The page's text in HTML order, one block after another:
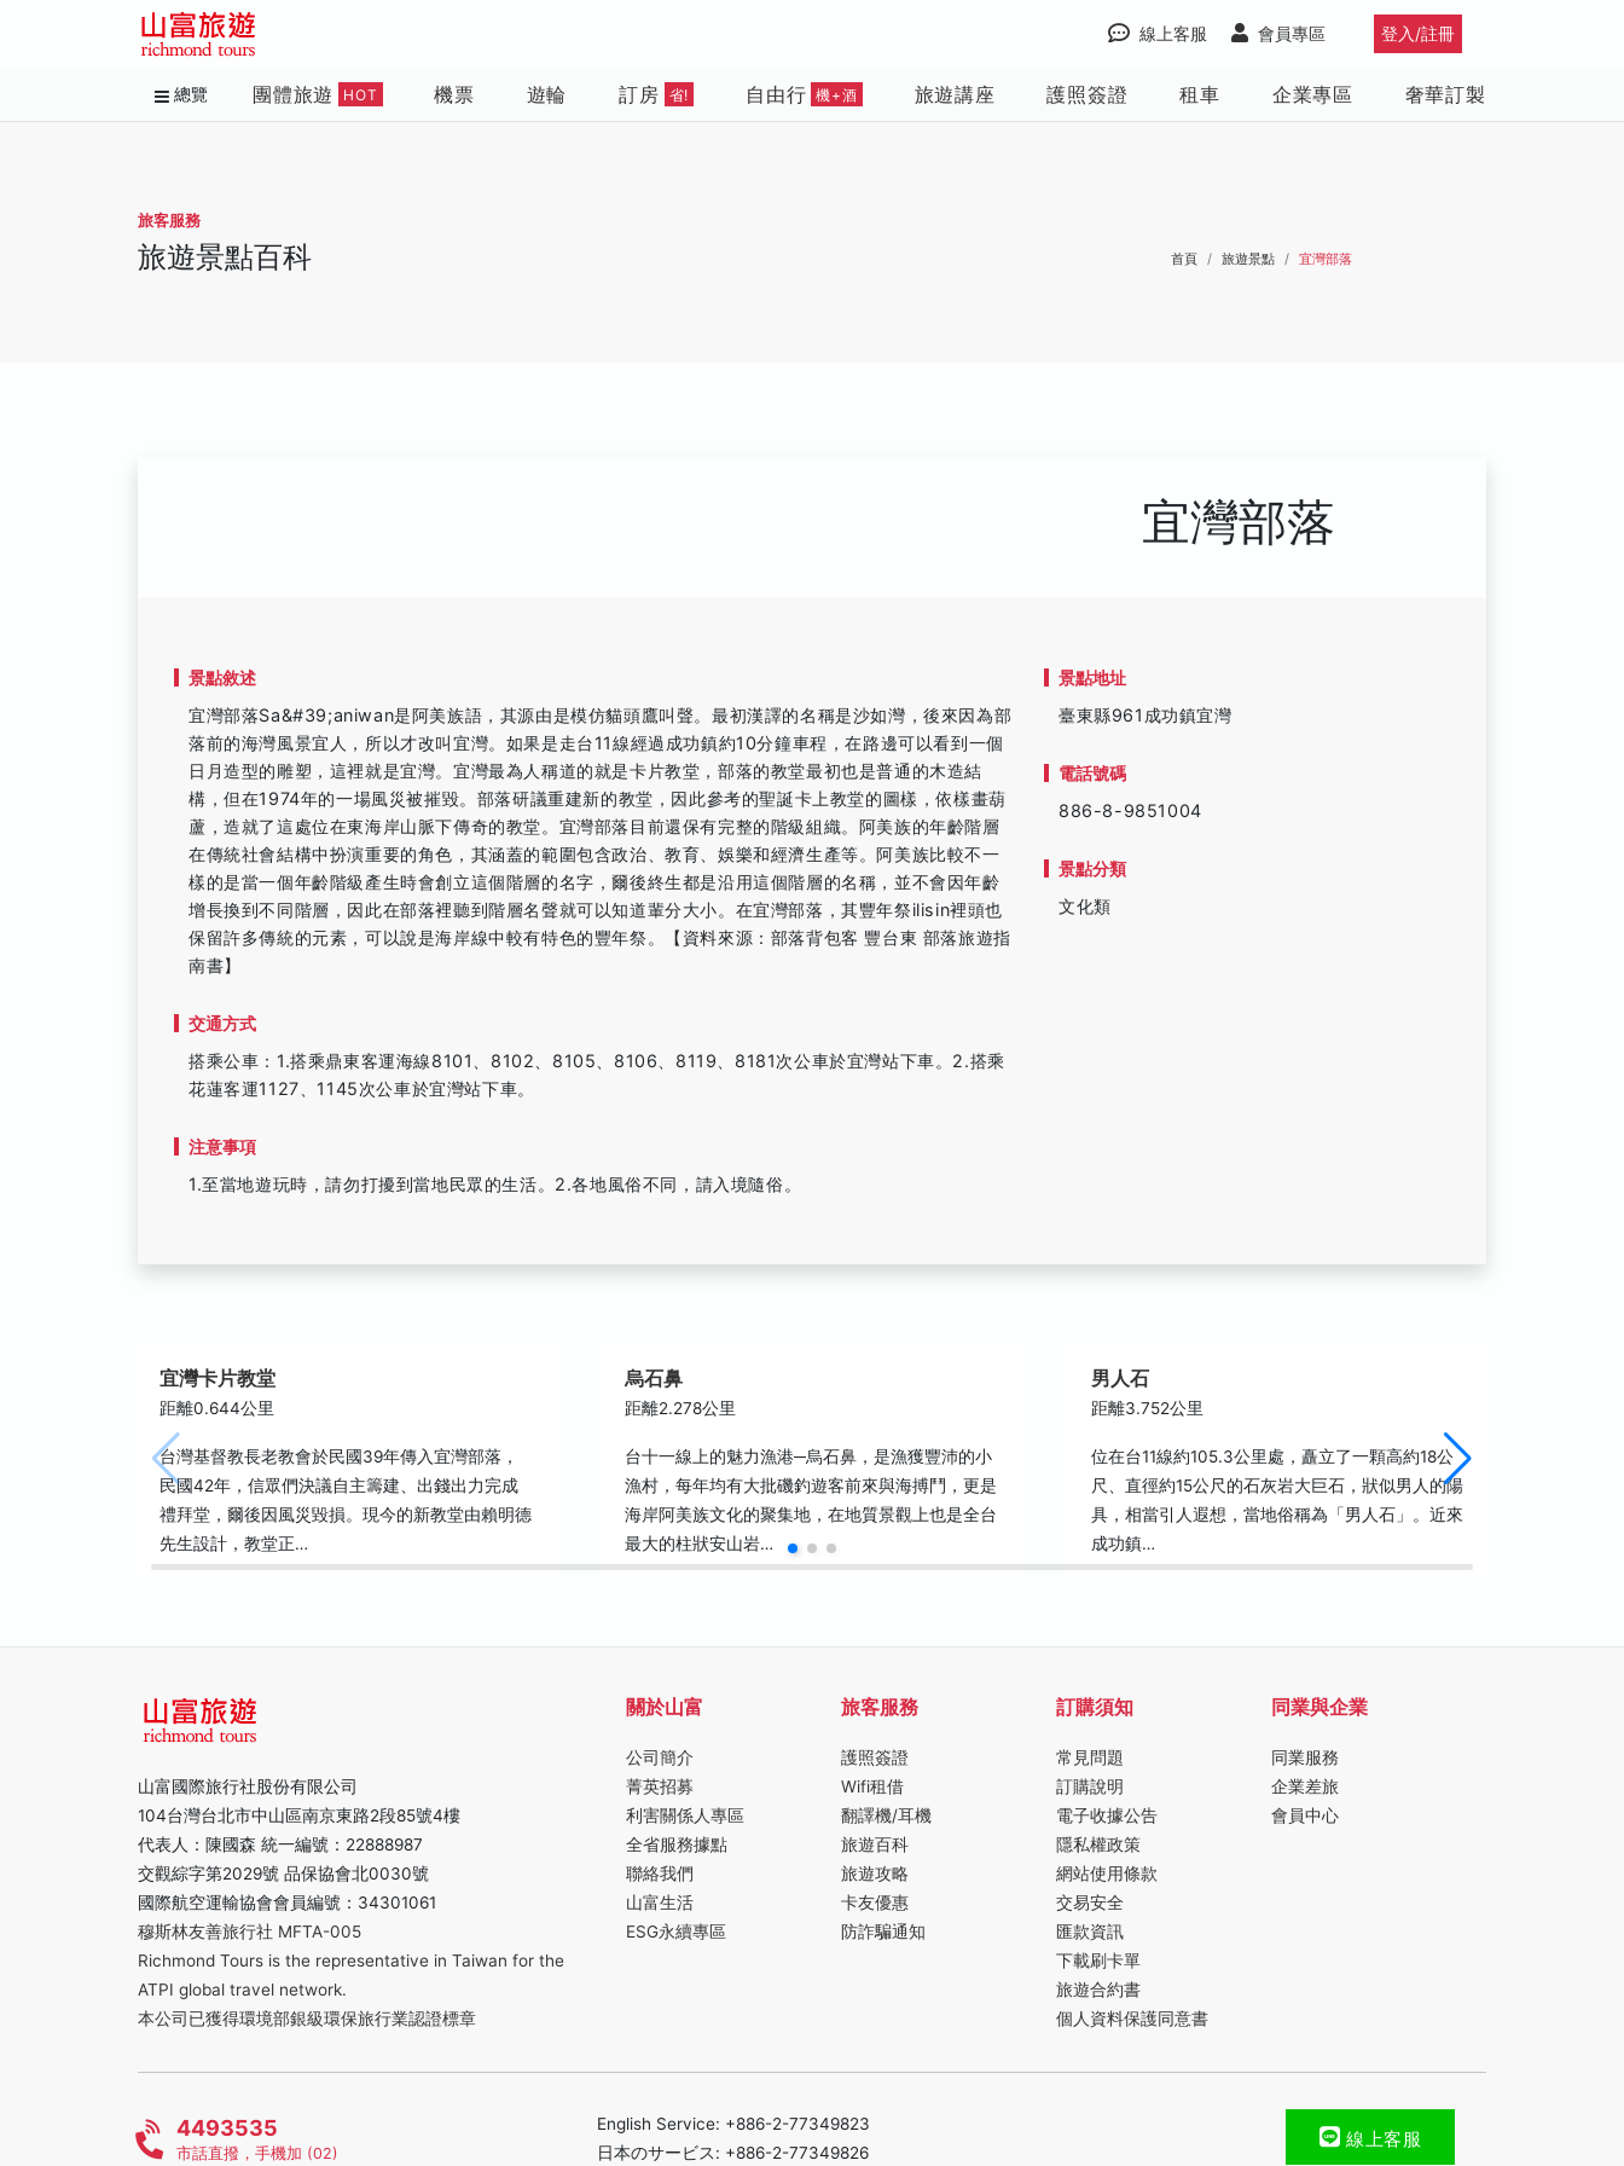
登入/註冊
會員專區
線上客服
總覽 團體旅遊 HOT 機票 遊輪 訂房 省! 自由行 機+酒 旅遊講座 護照簽證 租車 企業專區 奢華訂製
旅客服務
旅遊景點百科 首頁 旅遊景點 宜灣部落
宜灣部落
景點敘述
宜灣部落Sa&#39;aniwan是阿美族語，其源由是模仿貓頭鷹叫聲。最初漢譯的名稱是沙如灣，後來因為部
落前的海灣風景宜人，所以才改叫宜灣。如果是走台11線經過成功鎮約10分鐘車程，在路邊可以看到一個
日月造型的雕塑，這裡就是宜灣。宜灣最為人稱道的就是卡片教堂，部落的教堂最初也是普通的木造結
構，但在1974年的一場風災被摧毀。部落研議重建新的教堂，因此參考的聖誕卡上教堂的圖樣，依樣畫葫
蘆，造就了這處位在東海岸山脈下傳奇的教堂。宜灣部落目前還保有完整的階級組織。阿美族的年齡階層
在傳統社會結構中扮演重要的角色，其涵蓋的範圍包含政治、教育、娛樂和經濟生產等。阿美族比較不一
樣的是當一個年齡階級產生時會創立這個階層的名字，爾後終生都是沿用這個階層的名稱，並不會因年齡
增長換到不同階層，因此在部落裡聽到階層名聲就可以知道輩分大小。在宜灣部落，其豐年祭ilisin裡頭也
保留許多傳統的元素，可以說是海岸線中較有特色的豐年祭。【資料來源：部落背包客 豐台東 部落旅遊指
南書】
交通方式
搭乘公車：1.搭乘鼎東客運海線8101、8102、8105、8106、8119、8181次公車於宜灣站下車。2.搭乘
花蓮客運1127、1145次公車於宜灣站下車。
注意事項
1.至當地遊玩時，請勿打擾到當地民眾的生活。2.各地風俗不同，請入境隨俗。
景點地址
臺東縣961成功鎮宜灣
電話號碼
886-8-9851004
景點分類
文化類
宜灣卡片教堂
距離0.644公里
台灣基督教長老教會於民國39年傳入宜灣部落，
民國42年，信眾們決議自主籌建、出錢出力完成
禮拜堂，爾後因風災毀損。現今的新教堂由賴明德
先生設計，教堂正…
烏石鼻
距離2.278公里
台十一線上的魅力漁港─烏石鼻，是漁獲豐沛的小
漁村，每年均有大批磯釣遊客前來與海搏鬥，更是
海岸阿美族文化的聚集地，在地質景觀上也是全台
最大的柱狀安山岩…
男人石
距離3.752公里
位在台11線約105.3公里處，矗立了一顆高約18公
尺、直徑約15公尺的石灰岩大巨石，狀似男人的陽
具，相當引人遐想，當地俗稱為「男人石」。近來
成功鎮…
山富國際旅行社股份有限公司
104台灣台北市中山區南京東路2段85號4樓
代表人：陳國森 統一編號：22888987
交觀綜字第2029號 品保協會北0030號
國際航空運輸協會會員編號：34301061
穆斯林友善旅行社 MFTA-005
Richmond Tours is the representative in Taiwan for the
ATPI global travel network.
本公司已獲得環境部銀級環保旅行業認證標章
關於山富
公司簡介
菁英招募
利害關係人專區
全省服務據點
聯絡我們
山富生活
ESG永續專區
旅客服務
護照簽證
Wifi租借
翻譯機/耳機
旅遊百科
旅遊攻略
卡友優惠
防詐騙通知
訂購須知
常見問題
訂購說明
電子收據公告
隱私權政策
網站使用條款
交易安全
匯款資訊
下載刷卡單
旅遊合約書
個人資料保護同意書
同業與企業
同業服務
企業差旅
會員中心
4493535
市話直撥，手機加 (02)
English Service: +886-2-77349823
日本のサービス: +886-2-77349826
線上客服